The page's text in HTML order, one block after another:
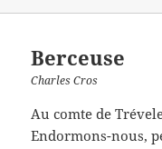
Berceuse
Charles Cros
Au comte de
Endormons-nous,